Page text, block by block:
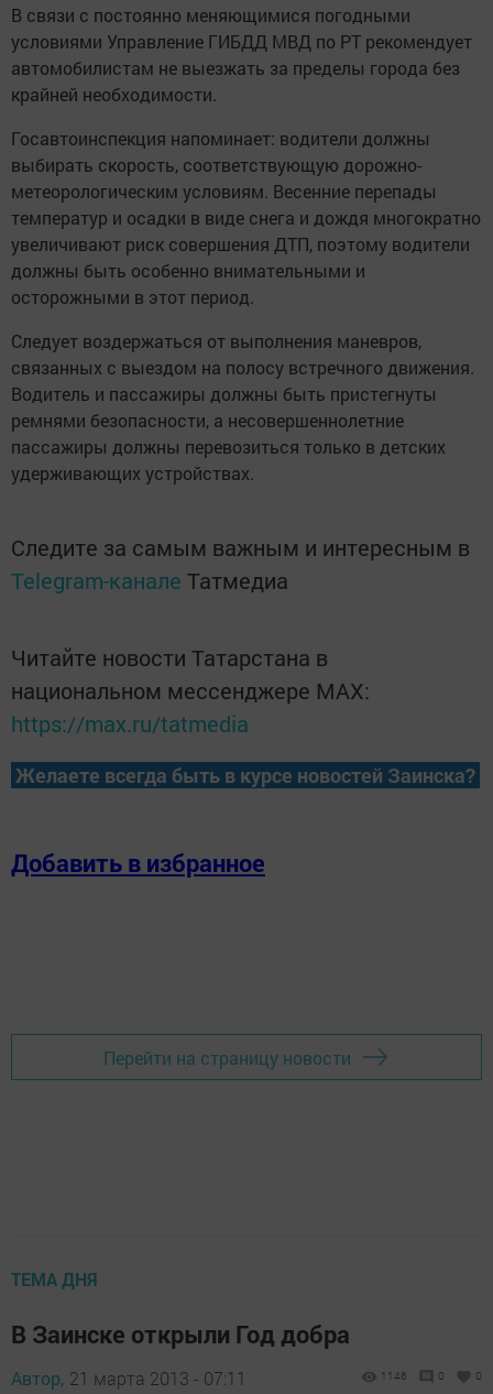
В связи с постоянно меняющимися погодными
условиями Управление ГИБДД МВД по РТ рекомендует
автомобилистам не выезжать за пределы города без
крайней необходимости.
Госавтоинспекция напоминает: водители должны
выбирать скорость, соответствующую дорожно-
метеорологическим условиям. Весенние перепады
температур и осадки в виде снега и дождя многократно
увеличивают риск совершения ДТП, поэтому водители
должны быть особенно внимательными и
осторожными в этот период.
Следует воздержаться от выполнения маневров,
связанных с выездом на полосу встречного движения.
Водитель и пассажиры должны быть пристегнуты
ремнями безопасности, а несовершеннолетние
пассажиры должны перевозиться только в детских
удерживающих устройствах.
Следите за самым важным и интересным в
Telegram-канале Татмедиа
Читайте новости Татарстана в
национальном мессенджере MАХ:
https://max.ru/tatmedia
Желаете всегда быть в курсе новостей Заинска?
Добавить в избранное
Перейти на страницу новости
ТЕМА ДНЯ
В Заинске открыли Год добра
Автор, 21 марта 2013 - 07:11 1146 0 0